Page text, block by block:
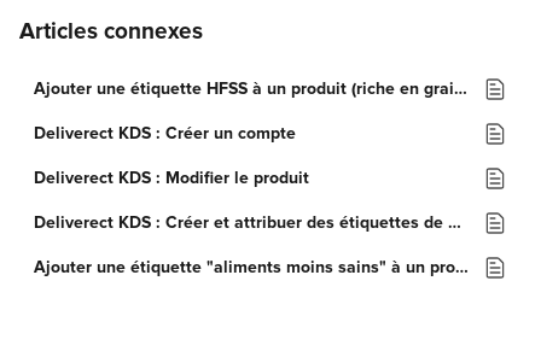
Articles connexes
Ajouter une étiquette HFSS à un produit (riche en graisses, sel ou sucre)
Deliverect KDS : Créer un compte
Deliverect KDS : Modifier le produit
Deliverect KDS : Créer et attribuer des étiquettes de produits
Ajouter une étiquette "aliments moins sains" à un produit